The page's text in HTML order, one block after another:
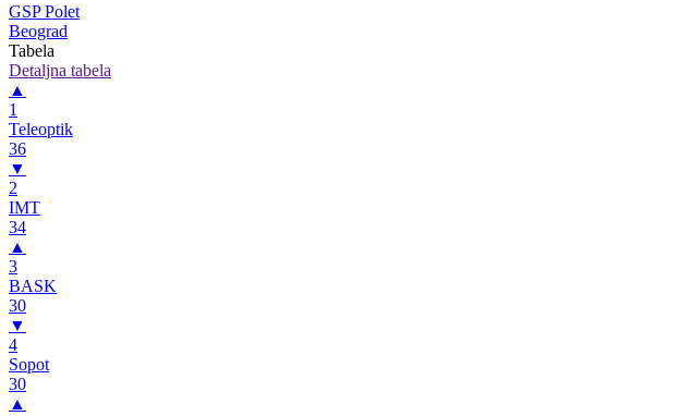
GSP Polet
Beograd
Tabela
Detaljna tabela
▲
1
Teleoptik
36
▼
2
IMT
34
▲
3
BASK
30
▼
4
Sopot
30
▲